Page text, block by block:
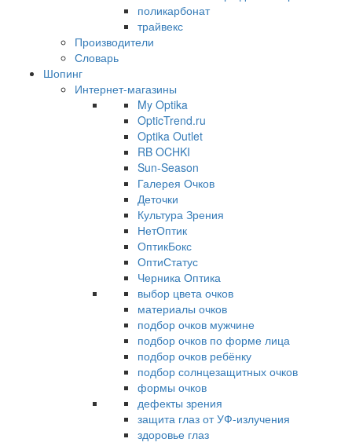
поликарбонат
трайвекс
Производители
Словарь
Шопинг
Интернет-магазины
My Optika
OpticTrend.ru
Optika Outlet
RB OCHKI
Sun-Season
Галерея Очков
Деточки
Культура Зрения
НетОптик
ОптикБокс
ОптиСтатус
Черника Оптика
выбор цвета очков
материалы очков
подбор очков мужчине
подбор очков по форме лица
подбор очков ребёнку
подбор солнцезащитных очков
формы очков
дефекты зрения
защита глаз от УФ-излучения
здоровье глаз